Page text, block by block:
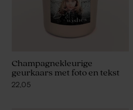
Champagnekleurige
geurkaars met foto en tekst
22,05